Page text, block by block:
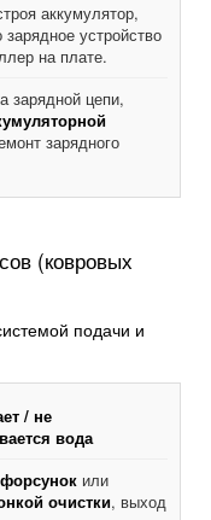
аккумулятор,
зарядное устройство
на плате.
зарядной цепи,
зарядного
(ковровых
подачи и
/ не
вода
форсунок или
очистки, выход